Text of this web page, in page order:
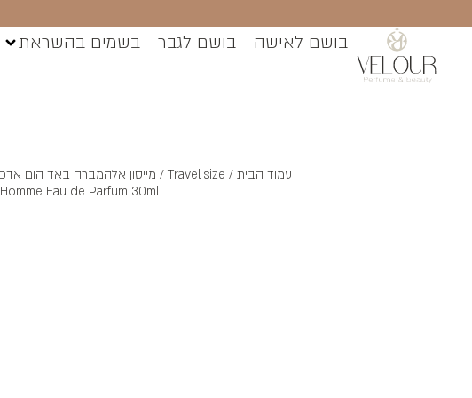
בושם לאישה בושם לגבר בשמים בהשראת
עמוד הבית /
Travel size
Homme Eau de Parfum 30ml